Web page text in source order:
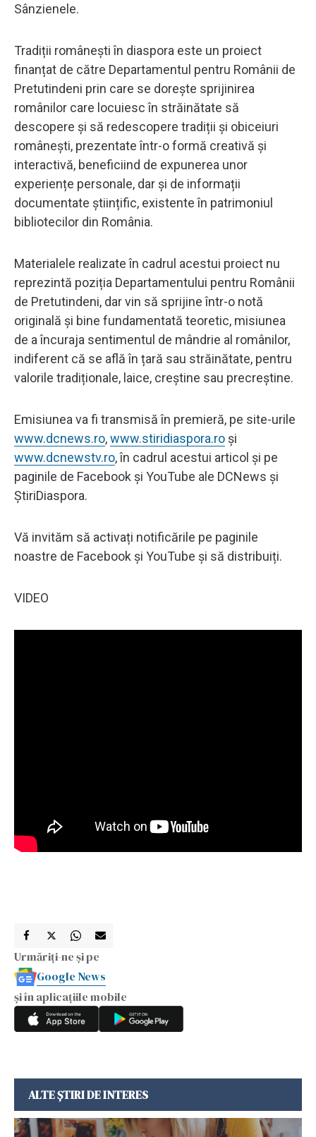
Sânzienele.
Tradiții românești în diaspora este un proiect
finanțat de către Departamentul pentru Românii de
Pretutindeni prin care se dorește sprijinirea
românilor care locuiesc în străinătate să
descopere și să redescopere tradiții și obiceiuri
românești, prezentate într-o formă creativă și
interactivă, beneficiind de expunerea unor
experiențe personale, dar și de informații
documentate științific, existente în patrimoniul
bibliotecilor din România.
Materialele realizate în cadrul acestui proiect nu
reprezintă poziția Departamentului pentru Românii
de Pretutindeni, dar vin să sprijine într-o notă
originală și bine fundamentată teoretic, misiunea
de a încuraja sentimentul de mândrie al românilor,
indiferent că se află în țară sau străinătate, pentru
valorile tradiționale, laice, creștine sau precreștine.
Emisiunea va fi transmisă în premieră, pe site-urile
www.dcnews.ro,www.stiridiaspora.ro și
www.dcnewstv.ro, în cadrul acestui articol și pe
paginile de Facebook și YouTube ale DCNews și
ȘtiriDiaspora.
Vă invităm să activați notificările pe paginile
noastre de Facebook și YouTube și să distribuiți.
VIDEO
Urmăriți-ne și pe
Google News
și în aplicațiile mobile
ALTE ȘTIRI DE INTERES